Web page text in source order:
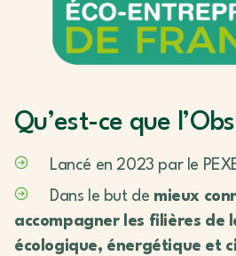
Qu’est-ce que
Lancé en 2023 par le
Dans le but de mieux
accompagner les filières de
écologique, énergétique et